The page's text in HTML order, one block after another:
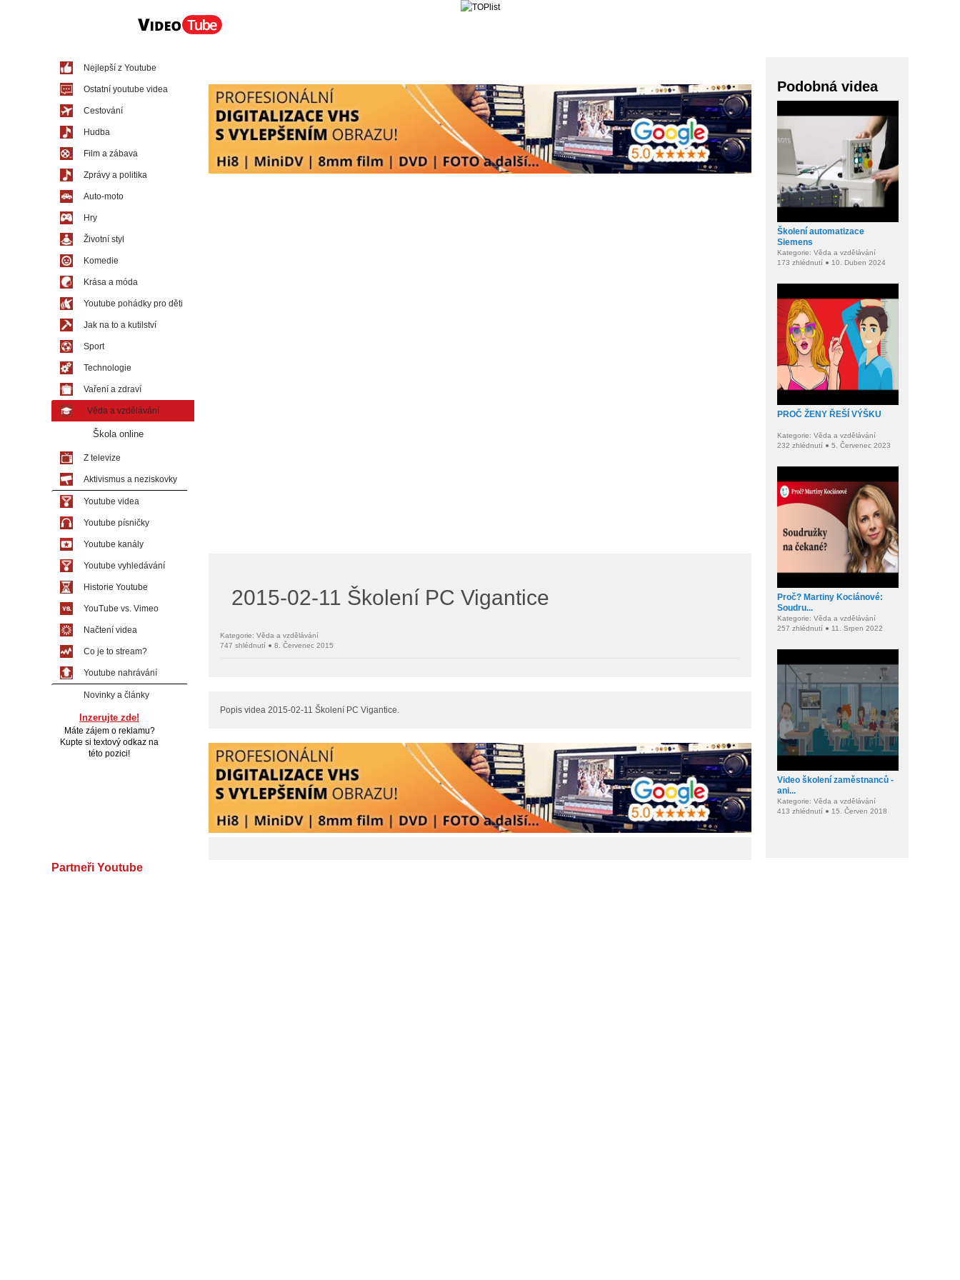
2015-02-11 Školení PC Vigantice
Kategorie: Věda a vzdělávání
747 shlédnutí ● 8. Červenec 2015
Popis videa 2015-02-11 Školení PC Vigantice.
Podobná videa
Školení automatizace
Siemens
Kategorie: Věda a vzdělávání
173 zhlédnutí ● 10. Duben 2024
PROČ ŽENY ŘEŠÍ VÝŠKU
Kategorie: Věda a vzdělávání
232 zhlédnutí ● 5. Červenec 2023
Proč? Martiny Kociánové:
Soudru...
Kategorie: Věda a vzdělávání
257 zhlédnutí ● 11. Srpen 2022
Video školení zaměstnanců -
ani...
Kategorie: Věda a vzdělávání
413 zhlédnutí ● 15. Červen 2018
Nejlepší z Youtube
Ostatní youtube videa
Cestování
Hudba
Film a zábava
Zprávy a politika
Auto-moto
Hry
Životní styl
Komedie
Krása a móda
Youtube pohádky pro děti
Jak na to a kutilství
Sport
Technologie
Vaření a zdraví
Věda a vzdělávání
Škola online
Z televize
Aktivismus a neziskovky
Youtube videa
Youtube písničky
Youtube kanály
Youtube vyhledávání
Historie Youtube
YouTube vs. Vimeo
Načtení videa
Co je to stream?
Youtube nahrávání
Novinky a články
Inzerujte zde!
Máte zájem o reklamu?
Kupte si textový odkaz na
této pozici!
Partneři Youtube